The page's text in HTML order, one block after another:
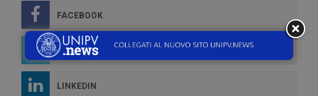
FACEBOOK
TWITTER
LINKEDIN